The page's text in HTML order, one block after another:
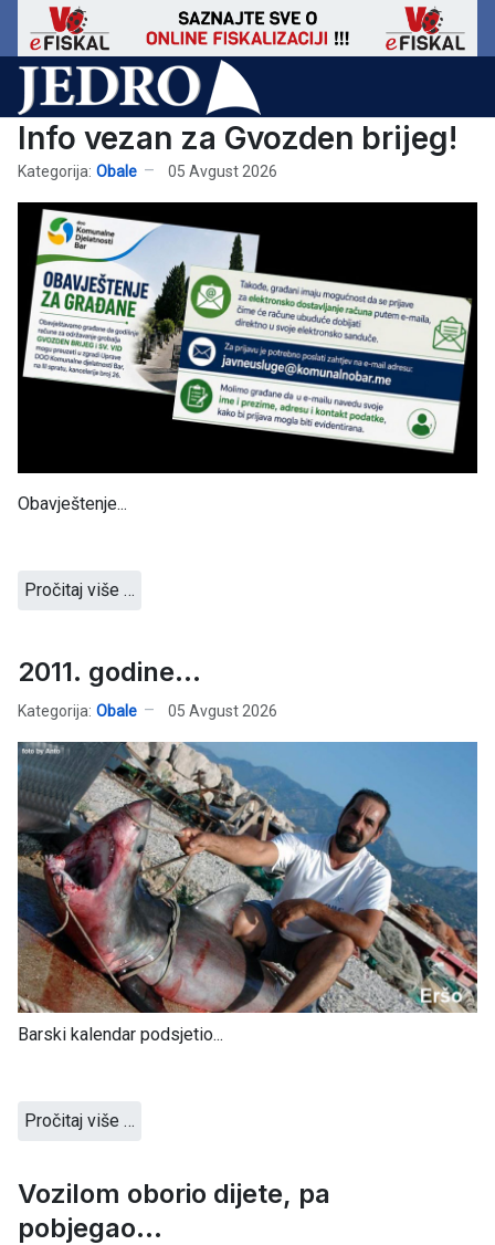
Info vezan za Gvozden brijeg!
Kategorija: Obale 05 Avgust 2026
Obavještenje...
Pročitaj više …
2011. godine...
Kategorija: Obale 05 Avgust 2026
Barski kalendar podsjetio...
Pročitaj više …
Vozilom oborio dijete, pa
pobjegao...